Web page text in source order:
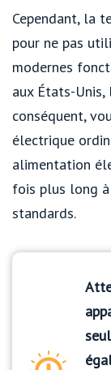
Cependant, la
pour ne pas
modernes
aux États-
conséquent,
électrique
alimentation
fois plus long
standards.